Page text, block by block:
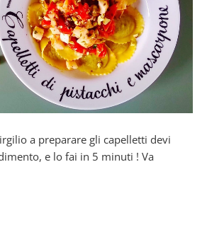
a preparare gli capelletti devi
e lo fai in 5 minuti ! Va